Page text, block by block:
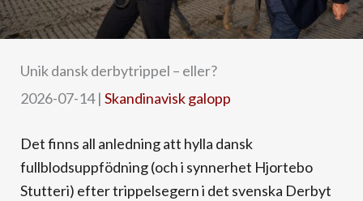
Unik dansk derbytrippel – eller?
2026-07-14| Skandinavisk galopp
Det finns all anledning att hylla dansk
fullblodsuppfödning (och i synnerhet Hjortebo
Stutteri) efter trippelsegern i det svenska Derbyt